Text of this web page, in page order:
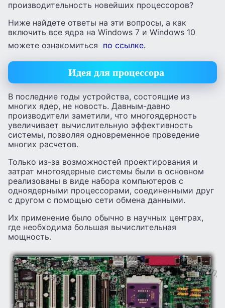
производительность новейших процессоров?
Ниже найдете ответы на эти вопросы, а как
включить все ядра на Windows 7 и Windows 10
можете ознакомиться по ссылке.
Идея для процессора
В последние годы устройства, состоящие из
многих ядер, не новость. Давным-давно
производители заметили, что многоядерность
увеличивает вычислительную эффективность
системы, позволяя одновременное проведение
многих расчетов.
Только из-за возможностей проектирования и
затрат многоядерные системы были в основном
реализованы в виде набора компьютеров с
одноядерными процессорами, соединенными друг
с другом с помощью сети обмена данными.
Их применение было обычно в научных центрах,
где необходима большая вычислительная
мощность.